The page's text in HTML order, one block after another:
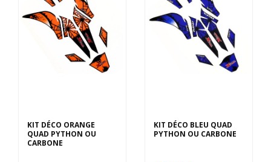
KIT DÉCO ORANGE
QUAD PYTHON OU
CARBONE
KIT DÉCO BLEU QUAD
PYTHON OU CARBONE